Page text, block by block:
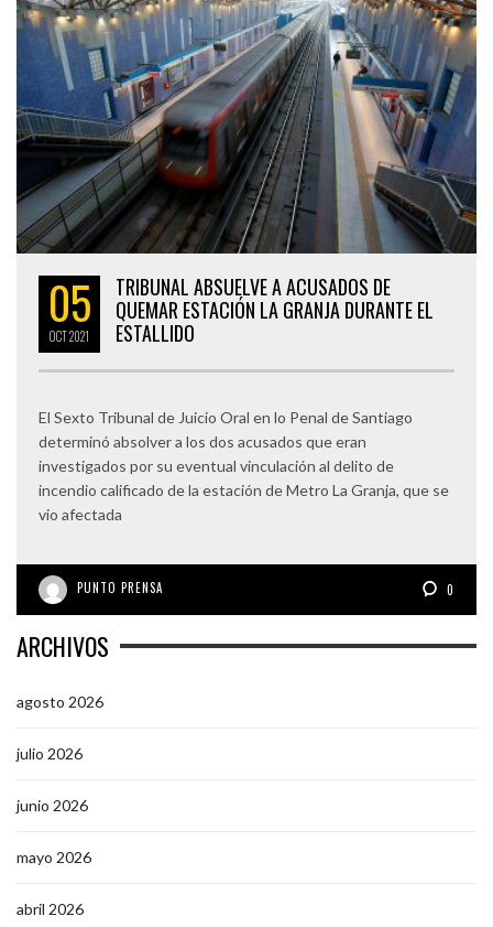
05
OCT2021
TRIBUNAL ABSUELVE A ACUSADOS DE
QUEMAR ESTACIÓN LA GRANJA DURANTE EL
ESTALLIDO
El Sexto Tribunal de Juicio Oral en lo Penal de Santiago
determinó absolver a los dos acusados que eran
investigados por su eventual vinculación al delito de
incendio calificado de la estación de Metro La Granja, que se
vio afectada
PUNTO PRENSA 0
ARCHIVOS
agosto 2026
julio 2026
junio 2026
mayo 2026
abril 2026